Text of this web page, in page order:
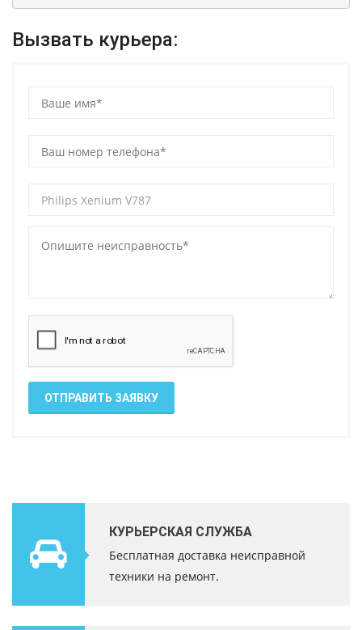
Вызвать курьера:
ОТПРАВИТЬ ЗАЯВКУ
КУРЬЕРСКАЯ СЛУЖБА
Бесплатная доставка неисправной
техники на ремонт.